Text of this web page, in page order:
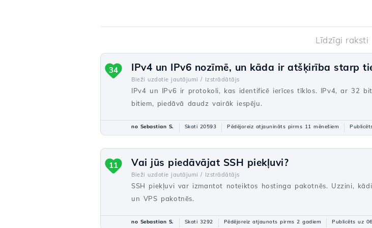
Līdzīgi raksti
IPv4 un IPv6 nozīmē, un kāda ir atšķirība starp
Bieži uzdotie jautājumi / Izstrādātājs
IPv4 un IPv6 ir protokoli, kas identificē ierīces tīklos. IPv4, ar 32
bitiem, piedāvā daudz vairāk iespēju.
34
no Sebastian S. Skati 20593 Pēdējoreiz atjaunināts pirms 11 mēnešiem
Vai jūs piedāvājat SSH piekļuvi?
Bieži uzdotie jautājumi / Izstrādātājs
SSH piekļuvi var izmantot noteiktos hostinga pakotnēs. Uzzini,
un VPS pakotnēs.
11
no Sebastian S. Skati 3292 Pēdējoreiz atjaunots pirms 2 gadiem Publicēts uz